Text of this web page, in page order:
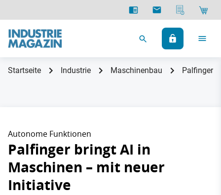
Startseite Industrie Maschinenbau Palfinger
Autonome Funktionen
Palfinger bringt AI in
Maschinen – mit neuer
Initiative